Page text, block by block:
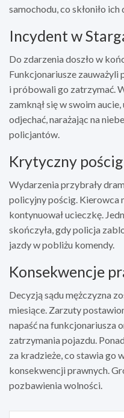
samochodu, co skłoniło
Incydent w
Do zdarzenia doszło w
Funkcjonariusze zauważyli
i próbowali go zatrzymać.
zamknął się w swoim
odjechać, narażając na
policjantów.
Krytyczny pościg
Wydarzenia przybrały
policyjny pościg. Kierowca
kontynuował ucieczkę.
skończyła, gdy policja
jazdy w pobliżu komendy.
Konsekwencje
Decyzją sądu mężczyzna
miesiące. Zarzuty
napaść na funkcjonariusza
zatrzymania pojazdu.
za kradzieże, co stawia go
konsekwencji prawnych.
pozbawienia wolności.